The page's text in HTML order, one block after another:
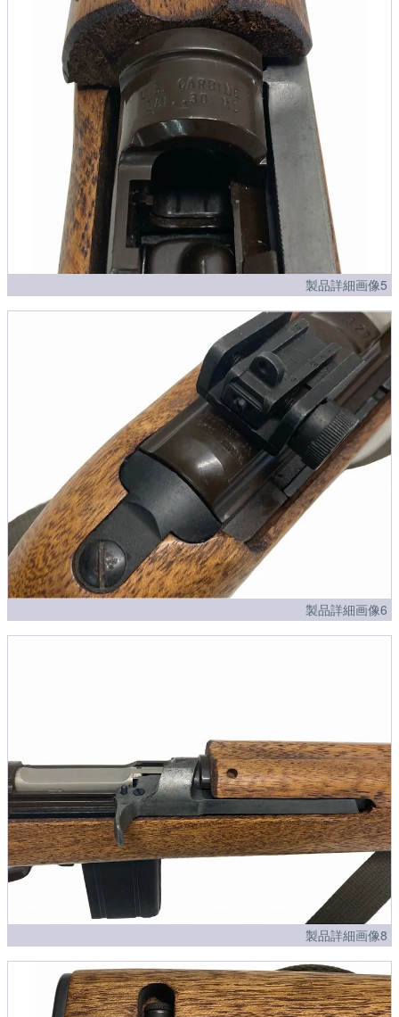
製品詳細画像5
製品詳細画像6
製品詳細画像8